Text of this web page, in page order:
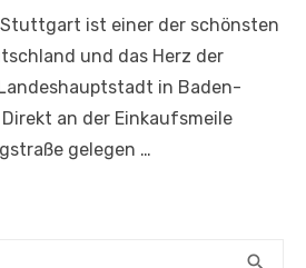
ist einer der schönsten
und das Herz der
in Baden-
an der Einkaufsmeile
gelegen …
search